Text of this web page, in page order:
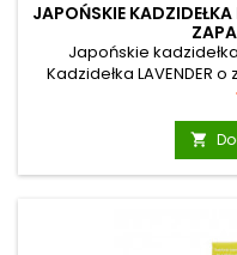
JAPOŃSKIE
Japońskie
Kadzidełka LAVENDER
relaksujące.
Południowej Francji
spokoju i wyciszenia.
oddziałuje na zmysły i
japońskich kadzidełek
